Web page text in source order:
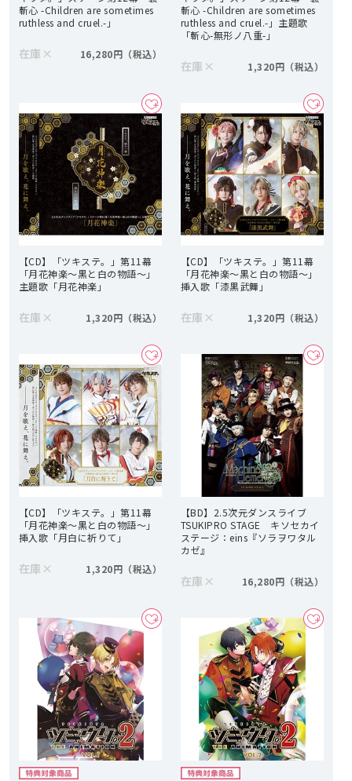
斬心 -Children are sometimes
ruthless and cruel.-」
在庫 × 16,280円
斬心 -Children are sometimes
ruthless and cruel.-」主題歌
「斬心-無形ノ八重-」
在庫 × 1,320円
【CD】「ツキステ。」第11幕
「月花神楽～黒と白の物語～」
主題歌「月花神楽」
在庫 × 1,320円
【CD】「ツキステ。」第11幕
「月花神楽～黒と白の物語～」
挿入歌「漆黒武舞」
在庫 × 1,320円
【CD】「ツキステ。」第11幕
「月花神楽～黒と白の物語～」
挿入歌「月白に祈りて」
在庫 × 1,320円
【BD】2.5次元ダンスライブ
TSUKIPRO STAGE キソセカイ
ステージ：eins『ソラヲワタル
カゼ』
在庫 × 16,280円